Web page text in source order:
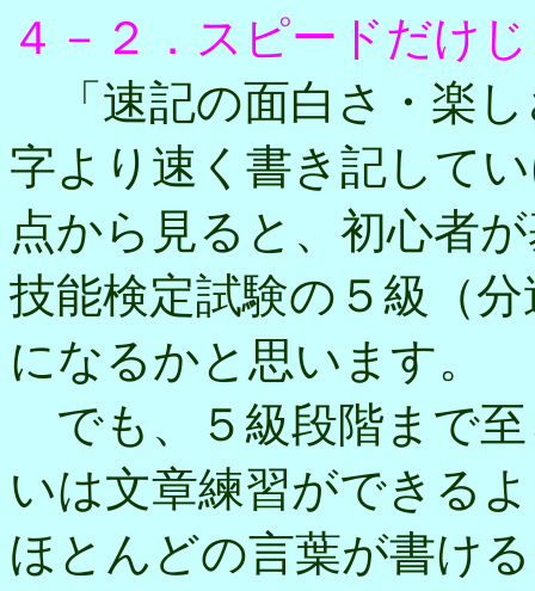
４－２．スピードだけ
「速記の面白さ・楽
字より速く書き記して
点から見ると、初心者
技能検定試験の５級（
になるかと思います。
でも、５級段階まで
いは文章練習ができる
ほとんどの言葉が書け